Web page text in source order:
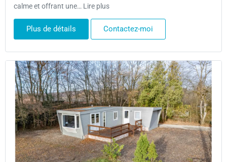
calme et offrant une… Lire plus
Plus de détails Contactez-moi